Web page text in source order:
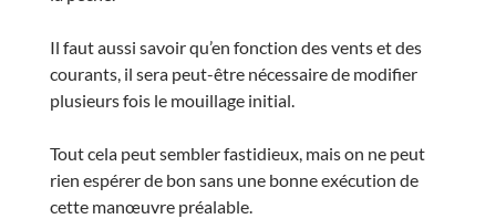
Il faut aussi savoir qu’en fonction des vents et des
courants, il sera peut-être nécessaire de modifier
plusieurs fois le mouillage initial.
Tout cela peut sembler fastidieux, mais on ne peut
rien espérer de bon sans une bonne exécution de
cette manœuvre préalable.